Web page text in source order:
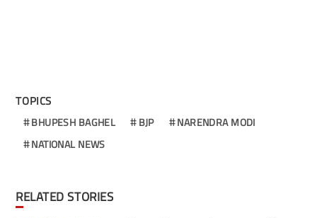
TOPICS
BHUPESH BAGHEL BJP
NARENDRA MODI
NATIONAL NEWS
RELATED STORIES